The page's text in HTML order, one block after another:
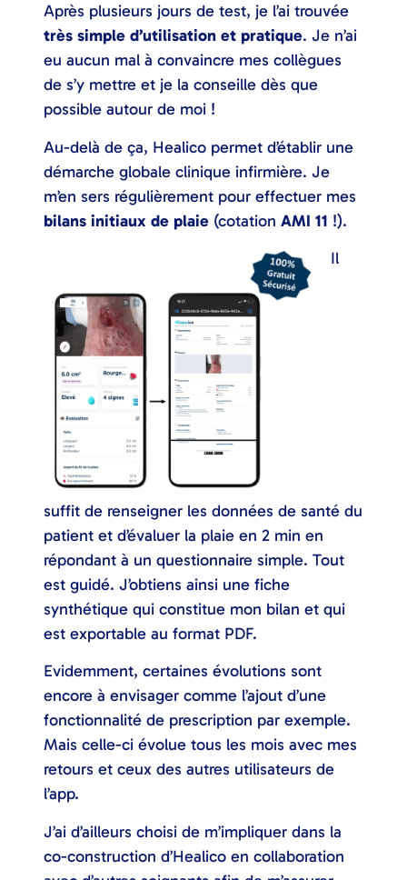
Après plusieurs jours de test, je l’ai trouvée
très simple d’utilisation et pratique. Je n’ai
eu aucun mal à convaincre mes collègues
de s’y mettre et je la conseille dès que
possible autour de moi !
Au-delà de ça, Healico permet d’établir une
démarche globale clinique infirmière. Je
m’en sers régulièrement pour effectuer mes
bilans initiaux de plaie (cotation AMI 11 !).
Il
suffit de renseigner les données de santé du
patient et d’évaluer la plaie en 2 min en
répondant à un questionnaire simple. Tout
est guidé. J’obtiens ainsi une fiche
synthétique qui constitue mon bilan et qui
est exportable au format PDF.
Evidemment, certaines évolutions sont
encore à envisager comme l’ajout d’une
fonctionnalité de prescription par exemple.
Mais celle-ci évolue tous les mois avec mes
retours et ceux des autres utilisateurs de
l’app.
J’ai d’ailleurs choisi de m’impliquer dans la
co-construction d’Healico en collaboration